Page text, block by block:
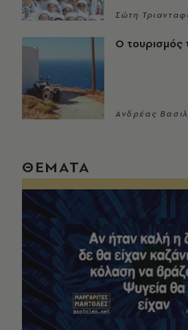
Σώτη
Ο τουρισμός
Ανδρέας
ΘΕΜΑΤΑ